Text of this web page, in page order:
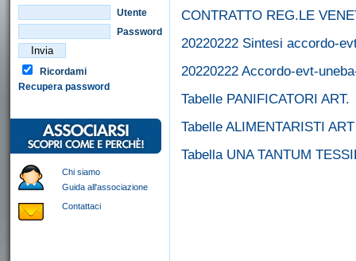
Utente
Password
Ricordami
Recupera password
Chi siamo
Guida all'associazione
Contattaci
CONTRATTO REG.LE
20220222 Sintesi accordo-
20220222 Accordo-evt-
Tabelle PANIFICATORI ART.
Tabelle ALIMENTARISTI
Tabella UNA TANTUM